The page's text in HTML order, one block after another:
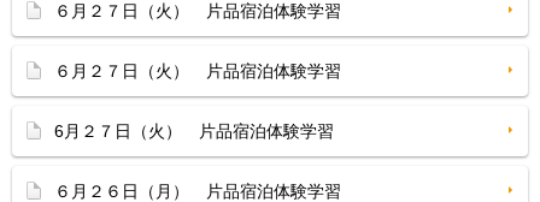
６月２７日（火） 片品宿泊体験学習
６月２７日（火） 片品宿泊体験学習
6月２７日（火） 片品宿泊体験学習
６月２６日（月） 片品宿泊体験学習